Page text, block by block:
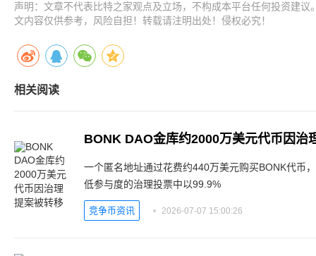
声明：文章不代表比特之家观点及立场，不构成本平台任何投资建
文内容仅供参考，风险自担！转载请注明出处！侵权必究！
相关阅读
BONK DAO金库约2000万美元代币因治
一个匿名地址通过花费约440万美元购买BONK代币
低参与度的治理投票中以99.9%
竞争币资讯 2026-07-07 15:00:26